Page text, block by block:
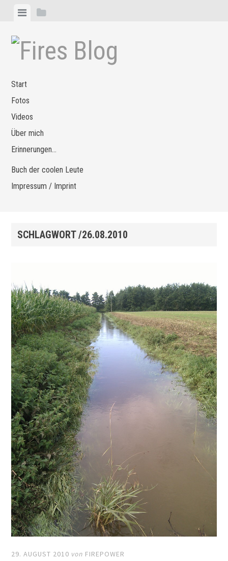
Zum
springen
MenüSeitenleiste
Start
Fotos
Videos
Über mich
Erinnerungen…
Buch der coolen Leute
Impressum / Imprint
SCHLAGWORT /26.08.2010
29. AUGUST 2010 von FIREPOWER